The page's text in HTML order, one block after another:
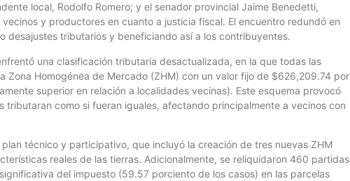
local, Rodolfo Romero; y el senador provincial Jaime Benedetti,
y productores en cuanto a justicia fiscal. El encuentro redundó en
desajustes tributarios y beneficiando así a los contribuyentes.
una clasificación tributaria desactualizada, en la que todas las
Zona Homogénea de Mercado (ZHM) con un valor fijo de $626,209.74 por
superior en relación a localidades vecinas). Este esquema provocó
como si fueran iguales, afectando principalmente a vecinos con
plan técnico y participativo, que incluyó la creación de tres nuevas ZHM
reales de las tierras. Adicionalmente, se reliquidaron 460 partidas
del impuesto (59.57 porciento de los casos) en las parcelas